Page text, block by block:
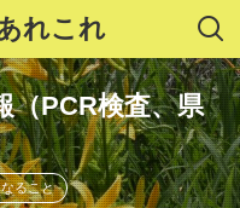
れこれ
（PCR検査、県
ること